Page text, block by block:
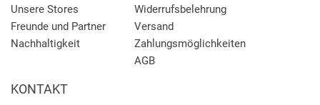
Unsere Stores
Freunde und Partner
Nachhaltigkeit
Widerrufsbelehrung
Versand
Zahlungsmöglichkeiten
AGB
KONTAKT